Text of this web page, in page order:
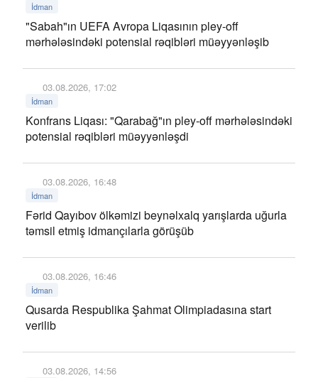
İdman
"Sabah"ın UEFA Avropa Liqasının pley-off
mərhələsindəki potensial rəqibləri müəyyənləşib
03.08.2026, 17:02
İdman
Konfrans Liqası: "Qarabağ"ın pley-off mərhələsindəki
potensial rəqibləri müəyyənləşdi
03.08.2026, 16:48
İdman
Fərid Qayıbov ölkəmizi beynəlxalq yarışlarda uğurla
təmsil etmiş idmançılarla görüşüb
03.08.2026, 16:46
İdman
Qusarda Respublika Şahmat Olimpiadasına start
verilib
03.08.2026, 14:56